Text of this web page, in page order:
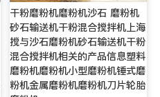
干粉磨粉机磨粉机沙石 磨粉机
砂石输送机干粉混合搅拌机上海
搅与沙石磨粉机砂石输送机干粉
混合搅拌机相关的产品信息塑料
磨粉机磨粉机小型磨粉机锤式磨
粉机金属磨粉机磨粉机刀片轮胎